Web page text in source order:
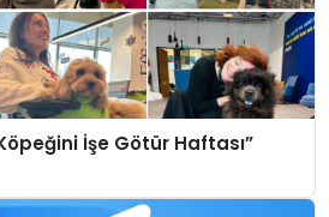
İşe Götür Haftası”